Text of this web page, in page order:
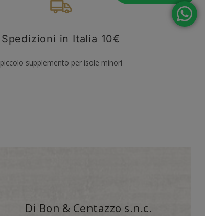
Spedizioni in Italia 10€
piccolo supplemento per isole minori
Di Bon & Centazzo s.n.c.